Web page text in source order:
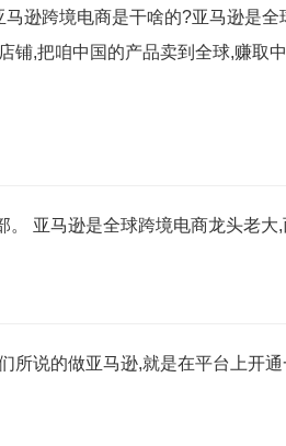
逊跨境电商是干啥的?亚马逊是
铺,把咱中国的产品卖到全球,赚取
亚马逊是全球跨境电商龙头老
说的做亚马逊,就是在平台上开